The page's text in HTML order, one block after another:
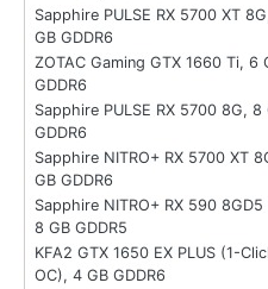
Sapphire PULSE RX 5700 XT
GB GDDR6
ZOTAC Gaming GTX 1660 Ti, 6
GDDR6
Sapphire PULSE RX 5700 8G, 8
GDDR6
Sapphire NITRO+ RX 5700 XT
GB GDDR6
Sapphire NITRO+ RX 590 8GD5
8 GB GDDR5
KFA2 GTX 1650 EX PLUS (1-
OC), 4 GB GDDR6